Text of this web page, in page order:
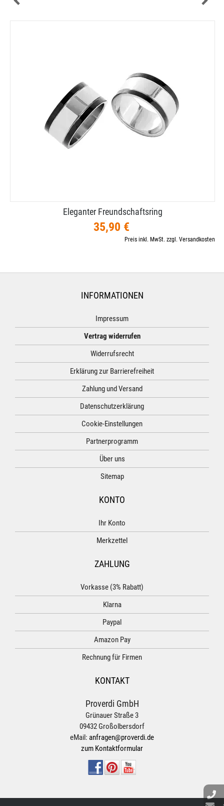
Eleganter Freundschaftsring
35,90 €
Preis inkl. MwSt. zzgl. Versandkosten
INFORMATIONEN
Impressum
Vertrag widerrufen
Widerrufsrecht
Erklärung zur Barrierefreiheit
Zahlung und Versand
Datenschutzerklärung
Cookie-Einstellungen
Partnerprogramm
Über uns
Sitemap
KONTO
Ihr Konto
Merkzettel
ZAHLUNG
Vorkasse (3% Rabatt)
Klarna
Paypal
Amazon Pay
Rechnung für Firmen
KONTAKT
Proverdi GmbH
Grünauer Straße 3
09432 Großolbersdorf
eMail: anfragen@proverdi.de
zum Kontaktformular